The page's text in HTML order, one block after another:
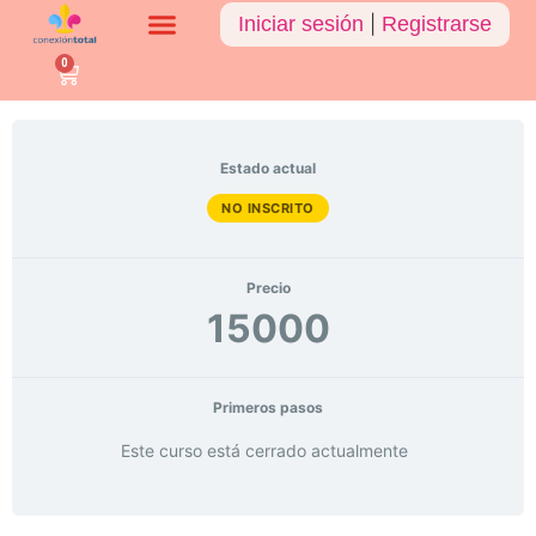
Iniciar sesión Registrarse
0
Estado actual
NO INSCRITO
Precio
15000
Primeros pasos
Este curso está cerrado actualmente